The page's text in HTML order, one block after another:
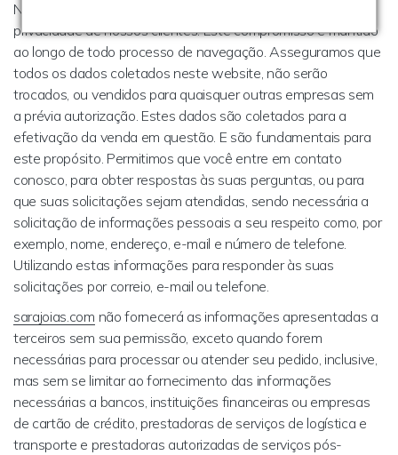
Nós da
privacidade de nossos clientes. Este compromisso é mantido
ao longo de todo processo de navegação. Asseguramos que
todos os dados coletados neste website, não serão
trocados, ou vendidos para quaisquer outras empresas sem
a prévia autorização. Estes dados são coletados para a
efetivação da venda em questão. E são fundamentais para
este propósito. Permitimos que você entre em contato
conosco, para obter respostas às suas perguntas, ou para
que suas solicitações sejam atendidas, sendo necessária a
solicitação de informações pessoais a seu respeito como, por
exemplo, nome, endereço, e-mail e número de telefone.
Utilizando estas informações para responder às suas
solicitações por correio, e-mail ou telefone.
sarajoias.com não fornecerá as informações apresentadas a
terceiros sem sua permissão, exceto quando forem
necessárias para processar ou atender seu pedido, inclusive,
mas sem se limitar ao fornecimento das informações
necessárias a bancos, instituições financeiras ou empresas
de cartão de crédito, prestadoras de serviços de logística e
transporte e prestadoras autorizadas de serviços pós-